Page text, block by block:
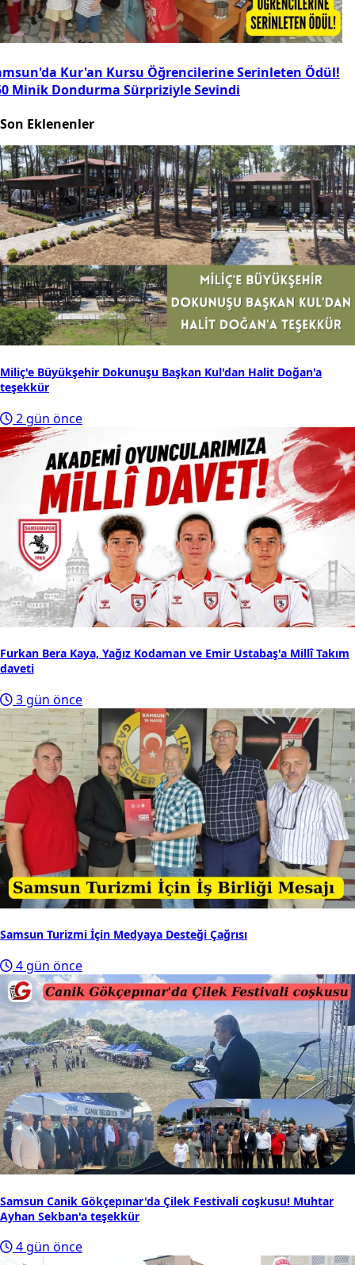
Kur'an Kursu Öğrencilerine Serinleten Ödül!
Minik Dondurma Sürpriziyle Sevindi
Son Eklenenler
Miliç'e Büyükşehir Dokunuşu Başkan Kul'dan Halit Doğan'a
teşekkür
2 gün önce
Furkan Bera Kaya, Yağız Kodaman ve Emir Ustabaş'a Millî Takım
daveti
3 gün önce
Samsun Turizmi İçin Medyaya Desteği Çağrısı
4 gün önce
Samsun Canik Gökçepınar'da Çilek Festivali coşkusu! Muhtar
Ayhan Sekban'a teşekkür
4 gün önce